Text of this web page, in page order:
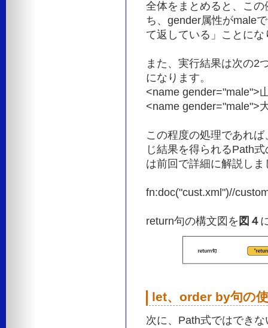
全体をまとめると、こ
ち、gender属性がmale
て返している」ことにな
また、実行結果は次の2
になります。
<name gender="male">
<name gender="male">
この程度の処理であれ
じ結果を得られるPath
は前回で詳細に解説し
fn:doc("cust.xml")//
return句の構文図を 図４
let、order by句の
次に、Path式ではでき